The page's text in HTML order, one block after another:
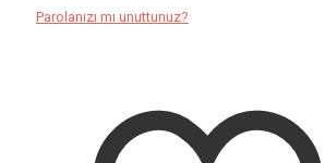
Parolanızı mı unuttunuz?